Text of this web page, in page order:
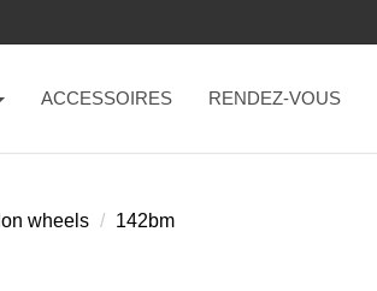
ACCESSOIRES RENDEZ-VOUS
Ion wheels 142bm